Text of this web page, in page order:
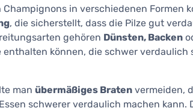
in verschiedenen Formen
, die sicherstellt, dass die Pilze gut
gehören Dünsten, Backen
enthalten können, die schwer
man übermäßiges Braten vermeiden,
schwerer verdaulich machen kann.